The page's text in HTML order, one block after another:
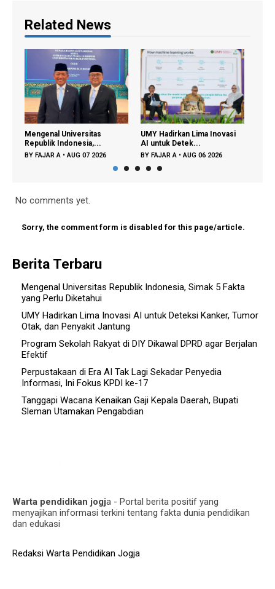
Related News
Universitas
Indonesia,...
AUG 07 2026
UMY Hadirkan Lima Inovasi
AI untuk Detek...
BYFAJAR A AUG 06 2026
Perpustakaan di
BYFAJAR A
No comments yet.
Sorry, the comment form is disabled for this page/article.
Berita Terbaru
Mengenal Universitas Republik Indonesia, Simak 5 Fakta
yang Perlu Diketahui
UMY Hadirkan Lima Inovasi AI untuk Deteksi Kanker, Tumor
Otak, dan Penyakit Jantung
Program Sekolah Rakyat di DIY Dikawal DPRD agar Berjalan
Efektif
Perpustakaan di Era AI Tak Lagi Sekadar Penyedia
Informasi, Ini Fokus KPDI ke-17
Tanggapi Wacana Kenaikan Gaji Kepala Daerah, Bupati
Sleman Utamakan Pengabdian
Warta pendidikan jogja - Portal berita positif yang
menyajikan informasi terkini tentang fakta dunia pendidikan
dan edukasi
Redaksi Warta Pendidikan Jogja